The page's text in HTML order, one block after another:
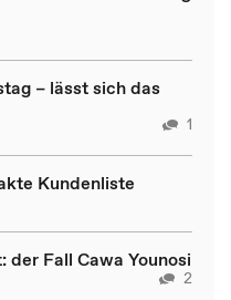
– lässt sich das
1
Kundenliste
der Fall Cawa Younosi
2